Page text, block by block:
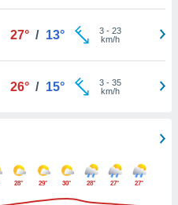
27° / 13° 3- 23
km/h
26° / 15° 3- 35
km/h
28° 29° 30° 28° 27° 27°